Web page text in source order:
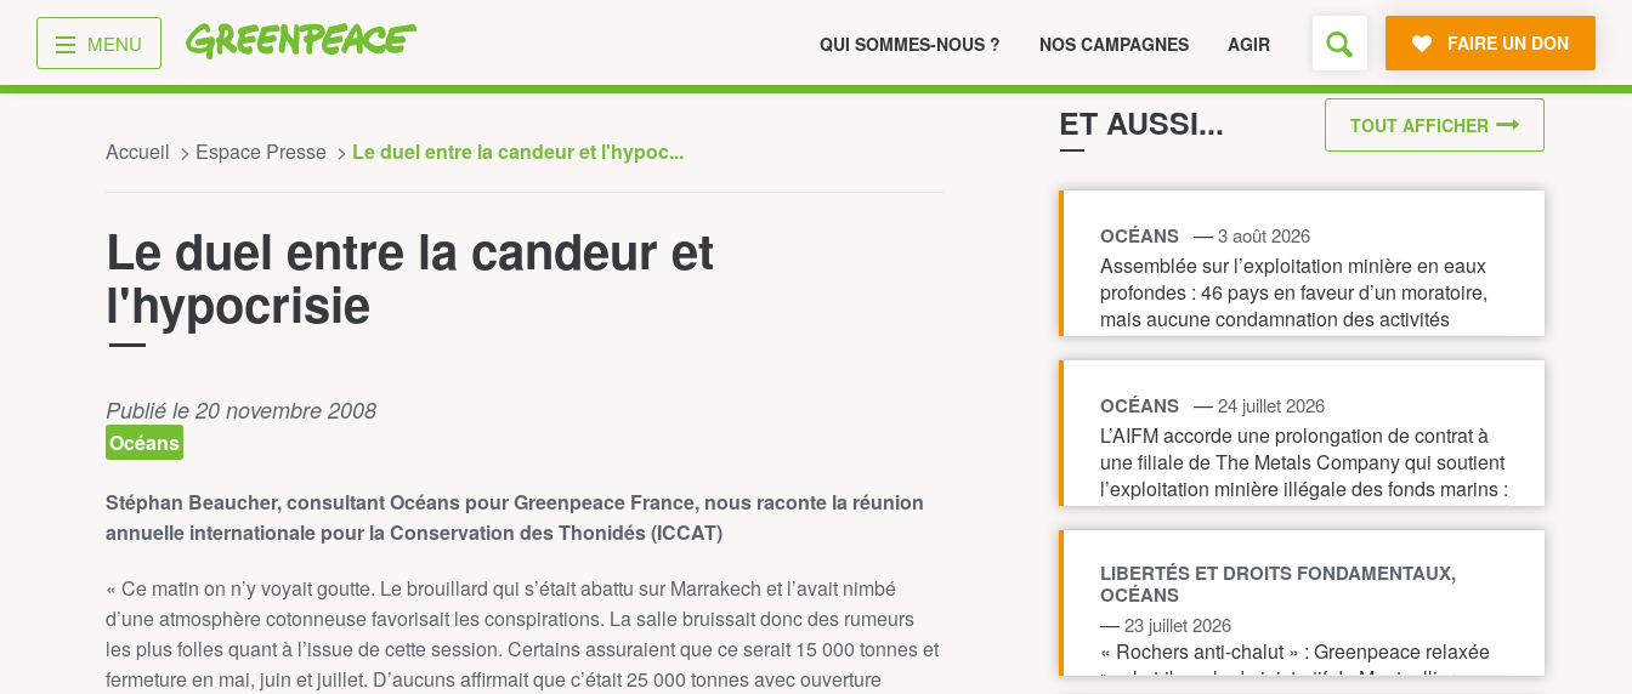
Greenpeace
MENU QUI SOMMES-NOUS ? NOS CAMPAGNES AGIR FAIRE UN DON
Accueil Espace Presse Le duel entre la candeur et l'hypoc...
Le duel entre la candeur et
l'hypocrisie
Publié le 20 novembre 2008
Océans
Stéphan Beaucher, consultant Océans pour Greenpeace France, nous raconte la réunion
annuelle internationale pour la Conservation des Thonidés (ICCAT)
« Ce matin on n’y voyait goutte. Le brouillard qui s’était abattu sur Marrakech et l’avait nimbé
d’une atmosphère cotonneuse favorisait les conspirations. La salle bruissait donc des rumeurs
les plus folles quant à l’issue de cette session. Certains assuraient que ce serait 15 000 tonnes et
fermeture en mai, juin et juillet. D’aucuns affirmait que c’était 25 000 tonnes avec ouverture
ET AUSSI...
OCÉANS —3 août 2026
Assemblée sur l’exploitation minière en eaux
profondes : 46 pays en faveur d’un moratoire,
mais aucune condamnation des activités
illégales
OCÉANS —24 juillet 2026
L’AIFM accorde une prolongation de contrat à
une filiale de The Metals Company qui soutient
l’exploitation minière illégale des fonds marins :
une nouvelle preuve de la nécessité d’un
LIBERTÉS ET DROITS FONDAMENTAUX,
OCÉANS
—23 juillet 2026
« Rochers anti-chalut » : Greenpeace relaxée
par le tribunal administratif de Montpellier
TOUT AFFICHER